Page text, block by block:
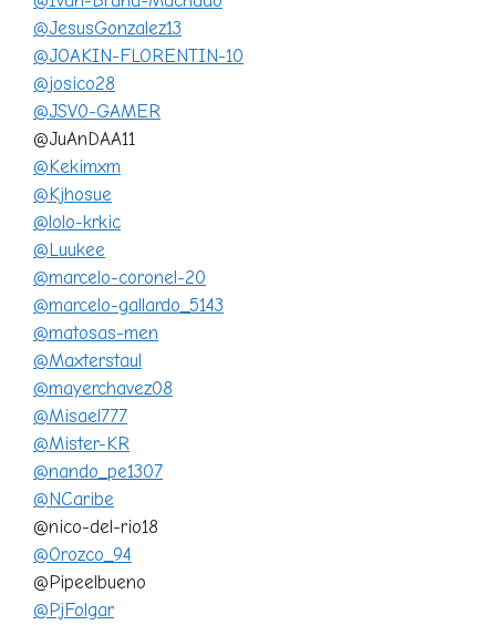
@JesusGonzalez13
@JOAKIN-FLORENTIN-10
@josico28
@JSV0-GAMER
@JuAnDAA11
@Kekimxm
@Kjhosue
@lolo-krkic
@Luukee
@marcelo-coronel-20
@marcelo-gallardo_5143
@matosas-men
@Maxterstaul
@mayerchavez08
@Misael777
@Mister-KR
@nando_pe1307
@NCaribe
@nico-del-rio18
@Orozco_94
@Pipeelbueno
@PjFolgar